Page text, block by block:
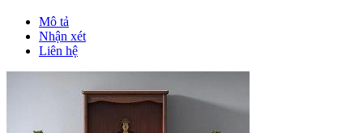
Mô tả
Nhận xét
Liên hệ